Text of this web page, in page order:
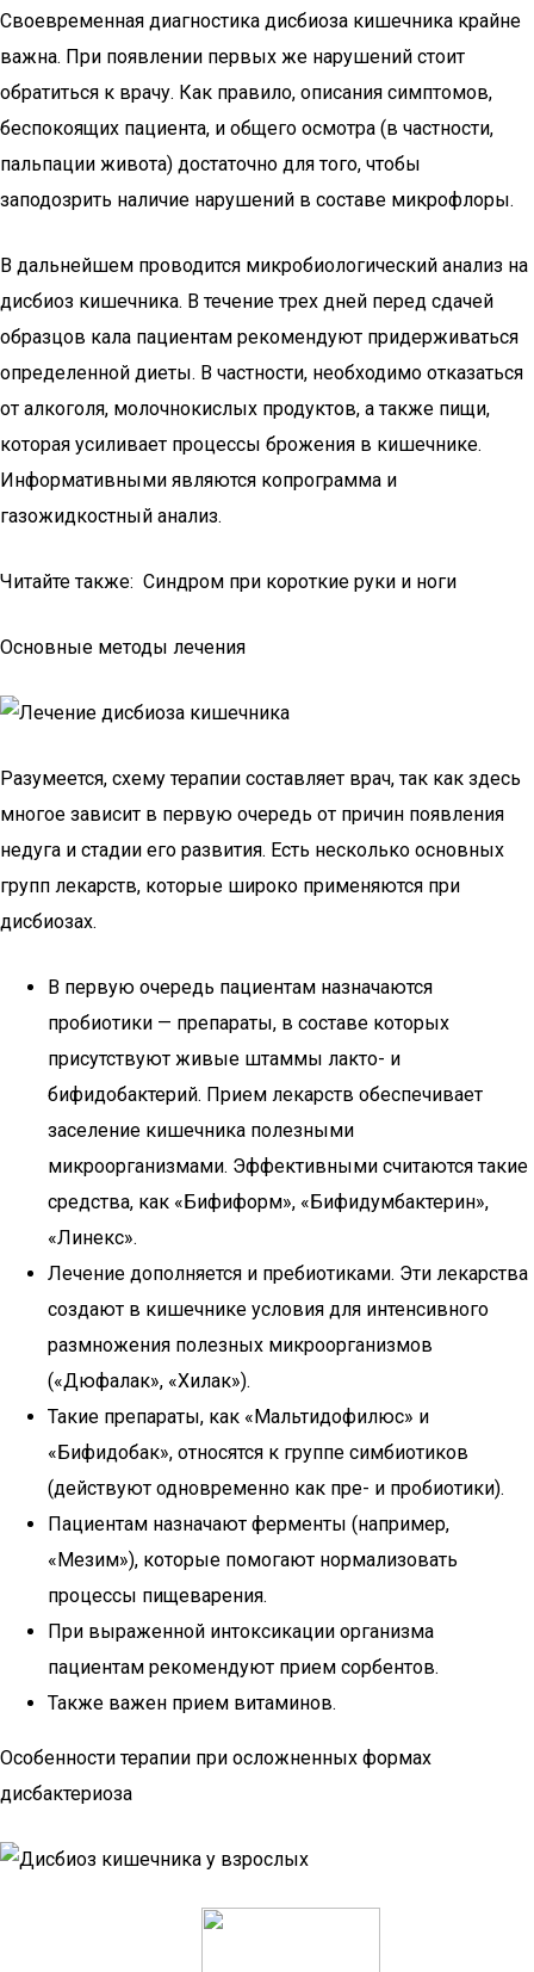
Своевременная диагностика дисбиоза кишечника крайне
важна. При появлении первых же нарушений стоит
обратиться к врачу. Как правило, описания симптомов,
беспокоящих пациента, и общего осмотра (в частности,
пальпации живота) достаточно для того, чтобы
заподозрить наличие нарушений в составе микрофлоры.
В дальнейшем проводится микробиологический анализ на
дисбиоз кишечника. В течение трех дней перед сдачей
образцов кала пациентам рекомендуют придерживаться
определенной диеты. В частности, необходимо отказаться
от алкоголя, молочнокислых продуктов, а также пищи,
которая усиливает процессы брожения в кишечнике.
Информативными являются копрограмма и
газожидкостный анализ.
Читайте также: Синдром при короткие руки и ноги
Основные методы лечения
Разумеется, схему терапии составляет врач, так как здесь
многое зависит в первую очередь от причин появления
недуга и стадии его развития. Есть несколько основных
групп лекарств, которые широко применяются при
дисбиозах.
В первую очередь пациентам назначаются
пробиотики — препараты, в составе которых
присутствуют живые штаммы лакто- и
бифидобактерий. Прием лекарств обеспечивает
заселение кишечника полезными
микроорганизмами. Эффективными считаются такие
средства, как «Бифиформ», «Бифидумбактерин»,
«Линекс».
Лечение дополняется и пребиотиками. Эти лекарства
создают в кишечнике условия для интенсивного
размножения полезных микроорганизмов
(«Дюфалак», «Хилак»).
Такие препараты, как «Мальтидофилюс» и
«Бифидобак», относятся к группе симбиотиков
(действуют одновременно как пре- и пробиотики).
Пациентам назначают ферменты (например,
«Мезим»), которые помогают нормализовать
процессы пищеварения.
При выраженной интоксикации организма
пациентам рекомендуют прием сорбентов.
Также важен прием витаминов.
Особенности терапии при осложненных формах
дисбактериоза